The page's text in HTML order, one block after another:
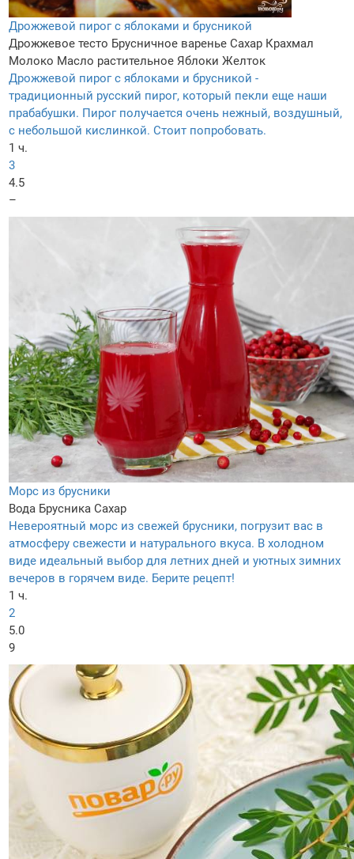
Дрожжевой пирог с яблоками и брусникой
Дрожжевое тесто Брусничное варенье Сахар Крахмал
Молоко Масло растительное Яблоки Желток
Дрожжевой пирог с яблоками и брусникой -
традиционный русский пирог, который пекли еще наши
прабабушки. Пирог получается очень нежный, воздушный,
с небольшой кислинкой. Стоит попробовать.
1 ч.
3
4.5
–
Морс из брусники
Вода Брусника Сахар
Невероятный морс из свежей брусники, погрузит вас в
атмосферу свежести и натурального вкуса. В холодном
виде идеальный выбор для летних дней и уютных зимних
вечеров в горячем виде. Берите рецепт!
1 ч.
2
5.0
9